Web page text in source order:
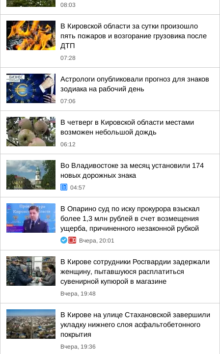
08:03
В Кировской области за сутки произошло
пять пожаров и возгорание грузовика после
ДТП
07:28
Астрологи опубликовали прогноз для знаков
зодиака на рабочий день
07:06
В четверг в Кировской области местами
возможен небольшой дождь
06:12
Во Владивостоке за месяц установили 174
новых дорожных знака
04:57
В Опарино суд по иску прокурора взыскал
более 1,3 млн рублей в счет возмещения
ущерба, причиненного незаконной рубкой
Вчера, 20:01
В Кирове сотрудники Росгвардии задержали
женщину, пытавшуюся расплатиться
сувенирной купюрой в магазине
Вчера, 19:48
В Кирове на улице Стахановской завершили
укладку нижнего слоя асфальтобетонного
покрытия
Вчера, 19:36